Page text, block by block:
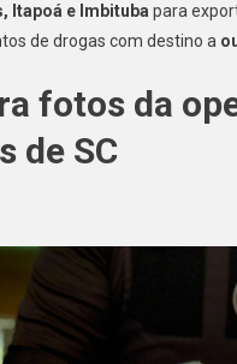
Itapoá e Imbituba para
de drogas com destino a
fotos da
de SC